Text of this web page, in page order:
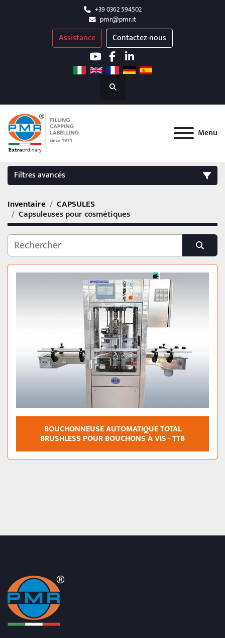
+39 0362 594502
pmr@pmr.it
Assistance Contactez-nous
youtube
facebook
linkedin
Recherche
Menu
Filtres avancés
FILTRES(2)
CAPSULES
Capsules pour cosmétiques
CATÉGORIE
Inventaire CAPSULES
Capsuleuses pour cosmétiques
BOUCHONNEUSE AUTOMATIQUE TOTAL
BRUSHLESS POUR BOUCHONS À VIS - TTB